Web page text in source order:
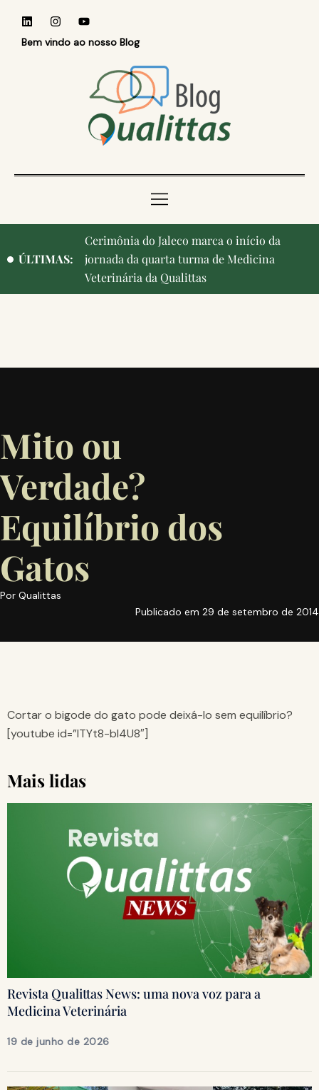
Bem vindo ao nosso Blog
ÚLTIMAS:
Cerimônia do Jaleco marca o início da
jornada da quarta turma de Medicina
Veterinária da Qualittas
Qualittas, Portas Abertas! e aniversário de
Campinas, cidade onde nasceu a instituição,
ganham destaque na imprensa
Mito ou
Verdade?
Equilíbrio dos
Gatos
Por Qualittas
Publicado em 29 de setembro de 2014
Cortar o bigode do gato pode deixá-lo sem equilíbrio?
[youtube id=”lTYt8-bI4U8″]
Mais lidas
Revista Qualittas News: uma nova voz para a
Medicina Veterinária
19 de junho de 2026